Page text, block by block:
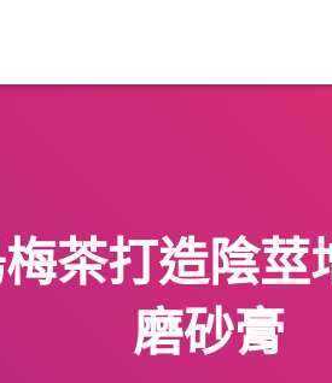
茶打造陰莖
磨砂膏